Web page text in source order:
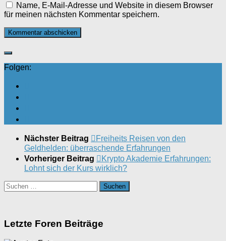
Name, E-Mail-Adresse und Website in diesem Browser
für meinen nächsten Kommentar speichern.
Folgen:
Nächster Beitrag
Freiheits Reisen von den
Geldhelden: überraschende Erfahrungen
Vorheriger Beitrag
Krypto Akademie Erfahrungen:
Lohnt sich der Kurs wirklich?
Suchen
nach:
Letzte Foren Beiträge